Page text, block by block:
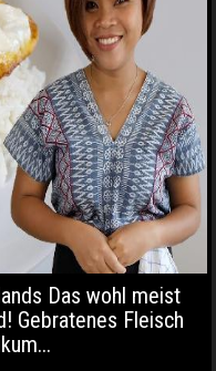
Das wohl meist
Gebratenes Fleisch